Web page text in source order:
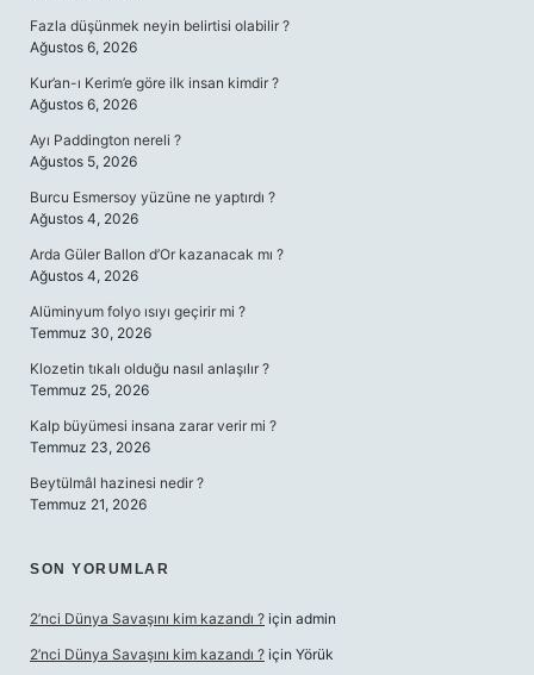
Fazla düşünmek neyin belirtisi olabilir ?
Ağustos 6, 2026
Kur’an-ı Kerim’e göre ilk insan kimdir ?
Ağustos 6, 2026
Ayı Paddington nereli ?
Ağustos 5, 2026
Burcu Esmersoy yüzüne ne yaptırdı ?
Ağustos 4, 2026
Arda Güler Ballon d’Or kazanacak mı ?
Ağustos 4, 2026
Alüminyum folyo ısıyı geçirir mi ?
Temmuz 30, 2026
Klozetin tıkalı olduğu nasıl anlaşılır ?
Temmuz 25, 2026
Kalp büyümesi insana zarar verir mi ?
Temmuz 23, 2026
Beytülmâl hazinesi nedir ?
Temmuz 21, 2026
SON YORUMLAR
2’nci Dünya Savaşını kim kazandı ? için admin
2’nci Dünya Savaşını kim kazandı ? için Yörük